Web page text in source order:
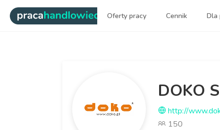
| Najlepsi ludzie sprzedaży
Oferty pracy Cennik Dla
DOKO
http://
150